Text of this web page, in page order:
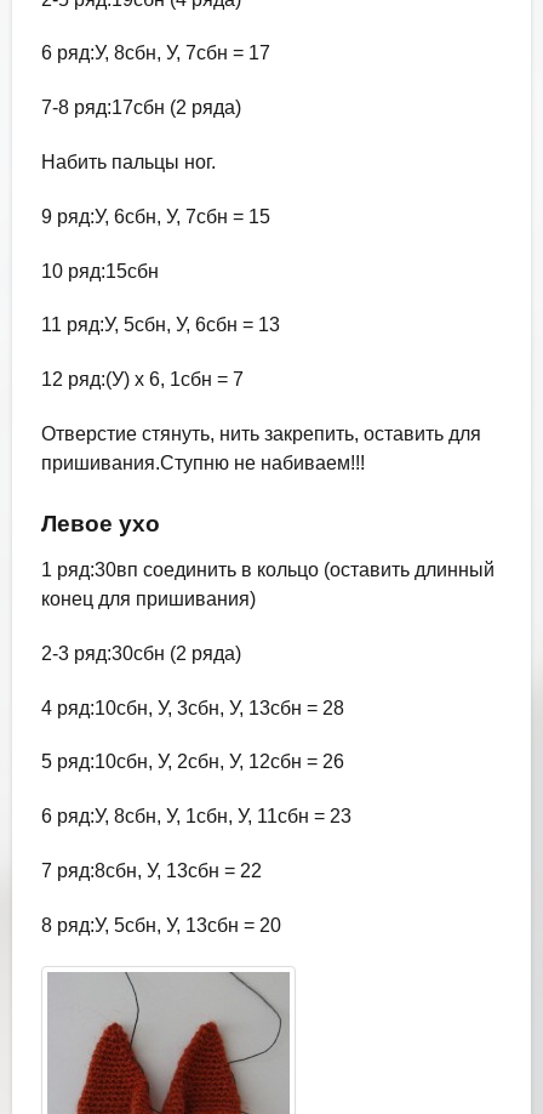
6 ряд:У, 8сбн, У, 7сбн = 17
7-8 ряд:17сбн (2 ряда)
Набить пальцы ног.
9 ряд:У, 6сбн, У, 7сбн = 15
10 ряд:15сбн
11 ряд:У, 5сбн, У, 6сбн = 13
12 ряд:(У) х 6, 1сбн = 7
Отверстие стянуть, нить закрепить, оставить для
пришивания.Ступню не набиваем!!!
Левое ухо
1 ряд:30вп соединить в кольцо (оставить длинный
конец для пришивания)
2-3 ряд:30сбн (2 ряда)
4 ряд:10сбн, У, 3сбн, У, 13сбн = 28
5 ряд:10сбн, У, 2сбн, У, 12сбн = 26
6 ряд:У, 8сбн, У, 1сбн, У, 11сбн = 23
7 ряд:8сбн, У, 13сбн = 22
8 ряд:У, 5сбн, У, 13сбн = 20